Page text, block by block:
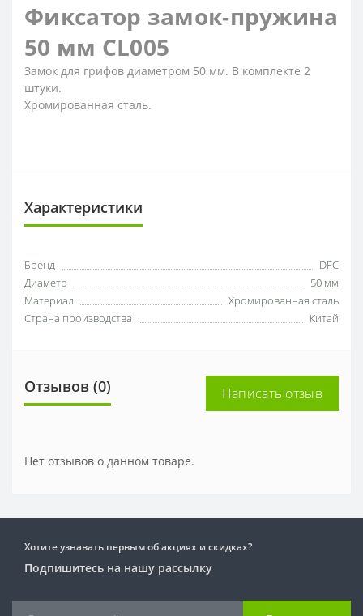
Фиксатор замок-пружина
50 мм CL005
Замок для грифов диаметром 50 мм. В комплекте 2
штуки.
Хромированная сталь.
Характеристики
Бренд
DFC
Диаметр
50 мм
Материал
Хромированная сталь
Страна производства
Китай
Отзывов (0) Написать отзыв
Нет отзывов о данном товаре.
Хотите узнавать первым об акциях и скидках?
Подпишитесь на нашу рассылку